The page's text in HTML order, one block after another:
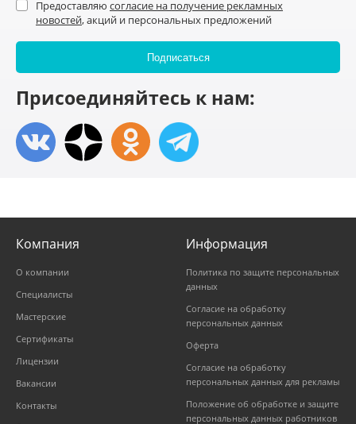
Предоставляю согласие на получение рекламных
новостей, акций и персональных предложений
Присоединяйтесь к нам:
Компания
О компании
Специалисты
Мастерские
Сертификаты
Лицензии
Вакансии
Контакты
Информация
Политика по защите персональных
данных
Согласие на обработку
персональных данных
Оферта
Согласие на обработку
персональных данных для рекламы
Положение об обработке и защите
персональных данных работников